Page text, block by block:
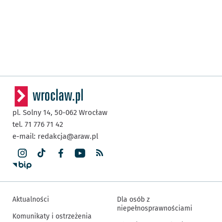
pl. Solny 14, 50-062 Wrocław
tel. 71 776 71 42
e-mail: redakcja@araw.pl
Aktualności
Komunikaty i ostrzeżenia
Dla osób z
niepełnosprawnościami